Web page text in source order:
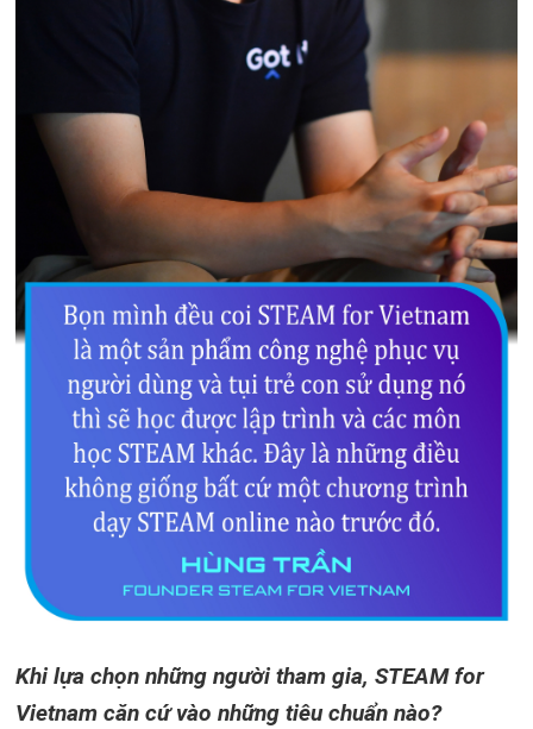
Khi lựa chọn những người tham gia, STEAM for
Vietnam căn cứ vào những tiêu chuẩn nào?